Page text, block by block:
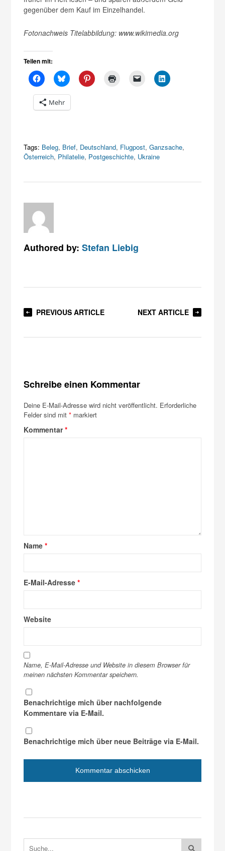
gegenüber dem Kauf im Einzelhandel.
Fotonachweis Titelabbildung: www.wikimedia.org
Teilen mit:
Mehr
Tags: Beleg, Brief, Deutschland, Flugpost,Ganzsache,
Österreich, Philatelie, Postgeschichte, Ukraine
Authored by:Stefan Liebig
PREVIOUS ARTICLE NEXT ARTICLE
Schreibe einen Kommentar
Deine E-Mail-Adresse wird nicht veröffentlicht. Erforderliche
Felder sind mit* markiert
Kommentar*
Name*
E-Mail-Adresse*
Website
Name, E-Mail-Adresse und Website in diesem Browser für
meinen nächsten Kommentar speichern.
Benachrichtige mich über nachfolgende
Kommentare via E-Mail.
Benachrichtige mich über neue Beiträge via E-Mail.